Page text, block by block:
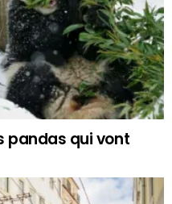
pandas qui vont